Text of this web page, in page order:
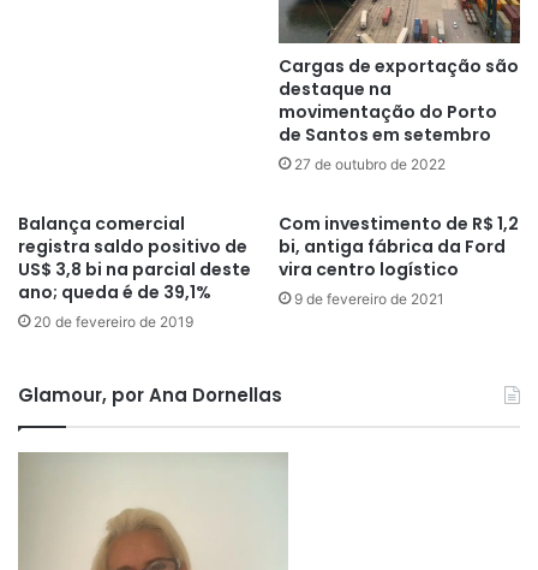
Cargas de exportação são
destaque na
movimentação do Porto
de Santos em setembro
27 de outubro de 2022
Balança comercial
registra saldo positivo de
US$ 3,8 bi na parcial deste
ano; queda é de 39,1%
20 de fevereiro de 2019
Com investimento de R$ 1,2
bi, antiga fábrica da Ford
vira centro logístico
9 de fevereiro de 2021
Glamour, por Ana Dornellas